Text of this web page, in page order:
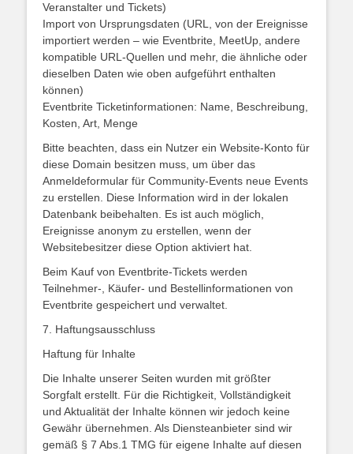
Veranstalter und Tickets)
Import von Ursprungsdaten (URL, von der Ereignisse
importiert werden – wie Eventbrite, MeetUp, andere
kompatible URL-Quellen und mehr, die ähnliche oder
dieselben Daten wie oben aufgeführt enthalten
können)
Eventbrite Ticketinformationen: Name, Beschreibung,
Kosten, Art, Menge
Bitte beachten, dass ein Nutzer ein Website-Konto für
diese Domain besitzen muss, um über das
Anmeldeformular für Community-Events neue Events
zu erstellen. Diese Information wird in der lokalen
Datenbank beibehalten. Es ist auch möglich,
Ereignisse anonym zu erstellen, wenn der
Websitebesitzer diese Option aktiviert hat.
Beim Kauf von Eventbrite-Tickets werden
Teilnehmer-, Käufer- und Bestellinformationen von
Eventbrite gespeichert und verwaltet.
7. Haftungsausschluss
Haftung für Inhalte
Die Inhalte unserer Seiten wurden mit größter
Sorgfalt erstellt. Für die Richtigkeit, Vollständigkeit
und Aktualität der Inhalte können wir jedoch keine
Gewähr übernehmen. Als Diensteanbieter sind wir
gemäß § 7 Abs.1 TMG für eigene Inhalte auf diesen